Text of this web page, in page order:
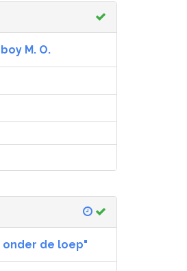
M. O.
onder de loep"